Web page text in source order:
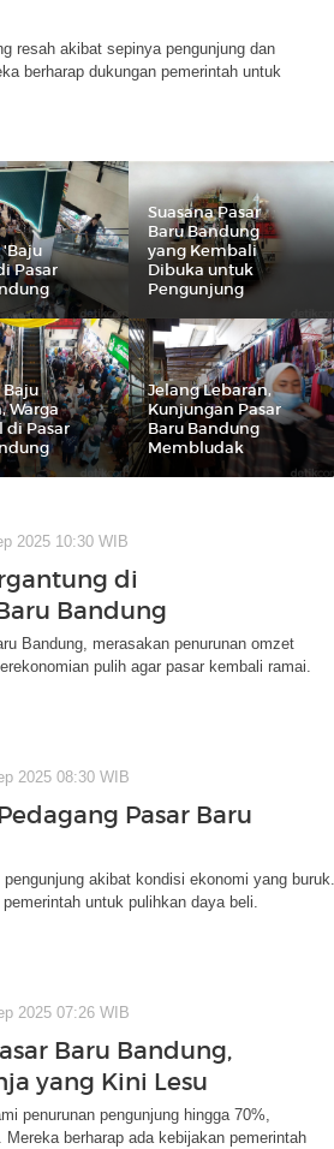
resah akibat sepinya pengunjung dan
berharap dukungan pemerintah untuk
'Baju
Pasar
Suasana Pasar
Baru Bandung
yang Kembali
Dibuka untuk
Pengunjung
Baju
Warga
di Pasar
Jelang Lebaran,
Kunjungan Pasar
Baru Bandung
Membludak
2025 10:30 WIB
di
Bandung
Bandung, merasakan penurunan omzet
pulih agar pasar kembali ramai.
2025 08:30 WIB
Pasar Baru
akibat kondisi ekonomi yang buruk.
untuk pulihkan daya beli.
2025 07:26 WIB
Baru Bandung,
yang Kini Lesu
penurunan pengunjung hingga 70%,
berharap ada kebijakan pemerintah